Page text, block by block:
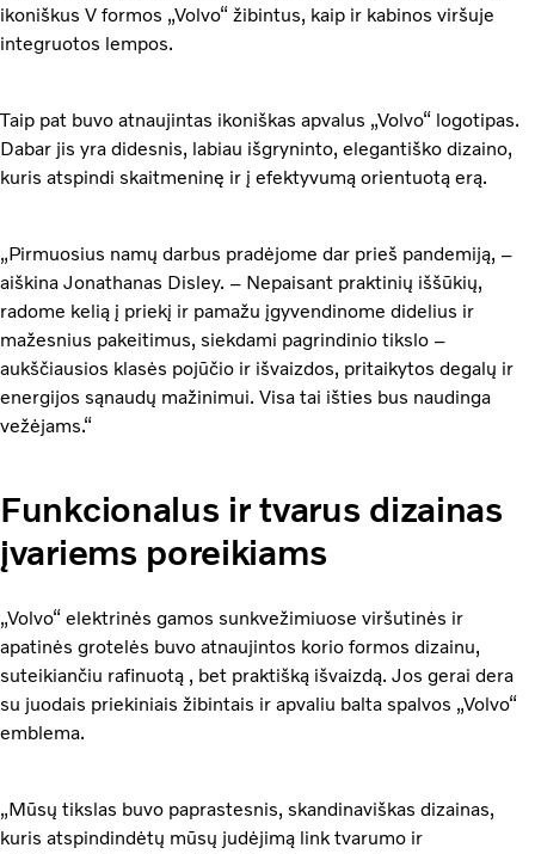
ikoniškus V formos „Volvo“ žibintus, kaip ir kabinos viršuje
integruotos lempos.
Taip pat buvo atnaujintas ikoniškas apvalus „Volvo“ logotipas.
Dabar jis yra didesnis, labiau išgryninto, elegantiško dizaino,
kuris atspindi skaitmeninę ir į efektyvumą orientuotą erą.
„Pirmuosius namų darbus pradėjome dar prieš pandemiją, –
aiškina Jonathanas Disley. – Nepaisant praktinių iššūkių,
radome kelią į priekį ir pamažu įgyvendinome didelius ir
mažesnius pakeitimus, siekdami pagrindinio tikslo –
aukščiausios klasės pojūčio ir išvaizdos, pritaikytos degalų ir
energijos sąnaudų mažinimui. Visa tai išties bus naudinga
vežėjams.“
Funkcionalus ir tvarus dizainas
įvariems poreikiams
„Volvo“ elektrinės gamos sunkvežimiuose viršutinės ir
apatinės grotelės buvo atnaujintos korio formos dizainu,
suteikiančiu rafinuotą , bet praktišką išvaizdą. Jos gerai dera
su juodais priekiniais žibintais ir apvaliu balta spalvos „Volvo“
emblema.
„Mūsų tikslas buvo paprastesnis, skandinaviškas dizainas,
kuris atspindindėtų mūsų judėjimą link tvarumo ir